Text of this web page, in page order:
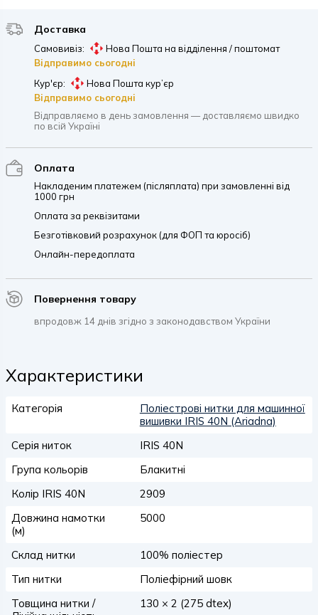
Доставка
Самовивіз:
Нова Пошта на відділення / поштомат
Відправимо сьогодні
Кур'єр:
Нова Пошта кур’єр
Відправимо сьогодні
Відправляємо в день замовлення — доставляємо швидко
по всій Україні
Оплата
Накладеним платежем (післяплата) при замовленні від
1000 грн
Оплата за реквізитами
Безготівковий розрахунок (для ФОП та юросіб)
Онлайн-передоплата
Повернення товару
впродовж 14 днів згідно з законодавством України
Характеристики
Категорія
Поліестрові нитки для машинної
вишивки IRIS 40N (Ariadna)
Серія ниток
IRIS 40N
Група кольорів
Блакитні
Колір IRIS 40N
2909
Довжина намотки
(м)
5000
Склад нитки
100% поліестер
Тип нитки
Поліефірний шовк
Товщина нитки /
130 × 2 (275 dtex)